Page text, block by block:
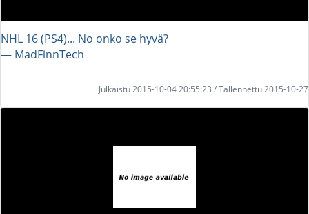
NHL 16 (PS4)... No onko se hyvä?
― MadFinnTech
Julkaistu 2015-10-04 20:55:23 / Tallennettu 2015-10-27